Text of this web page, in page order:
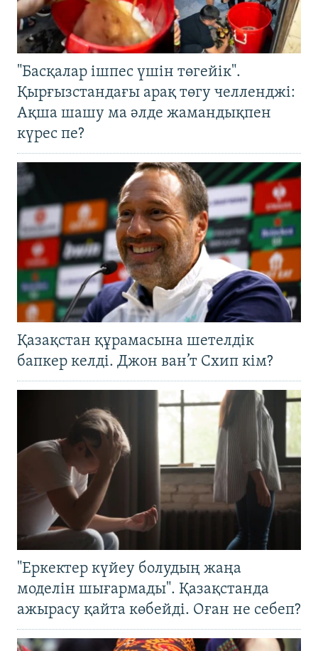
"Басқалар ішпес үшін төгейік".
Қырғызстандағы арақ төгу челленджі:
Ақша шашу ма әлде жамандықпен
күрес пе?
Қазақстан құрамасына шетелдік
бапкер келді. Джон ван’т Схип кім?
"Еркектер күйеу болудың жаңа
моделін шығармады". Қазақстанда
ажырасу қайта көбейді. Оған не себеп?